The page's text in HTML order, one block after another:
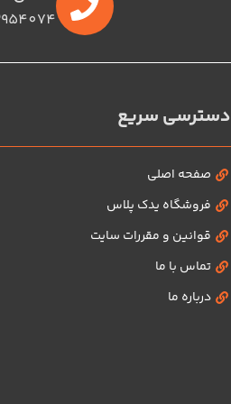
دسترسی سریع
صفحه اصلی
فروشگاه یدک پلاس
قوانین و مقررات سایت
تماس با ما
درباره ما